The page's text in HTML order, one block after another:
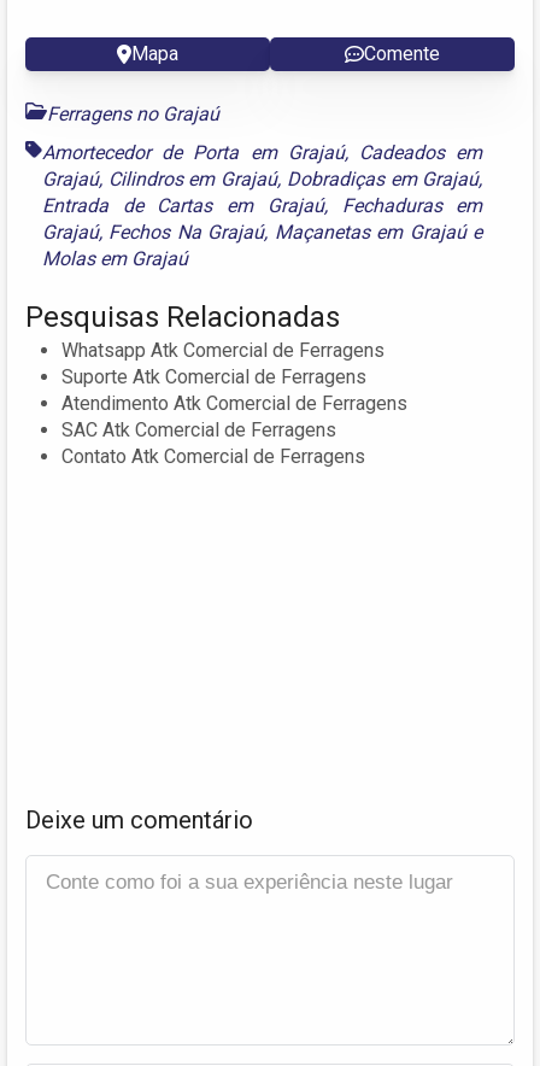
Mapa Comente
Ferragens no Grajaú
Amortecedor de Porta em Grajaú, Cadeados em
Grajaú, Cilindros em Grajaú, Dobradiças em Grajaú,
Entrada de Cartas em Grajaú, Fechaduras em
Grajaú, Fechos Na Grajaú, Maçanetas em Grajaúe
Molas em Grajaú
Pesquisas Relacionadas
Whatsapp Atk Comercial de Ferragens
Suporte Atk Comercial de Ferragens
Atendimento Atk Comercial de Ferragens
SAC Atk Comercial de Ferragens
Contato Atk Comercial de Ferragens
Deixe um comentário